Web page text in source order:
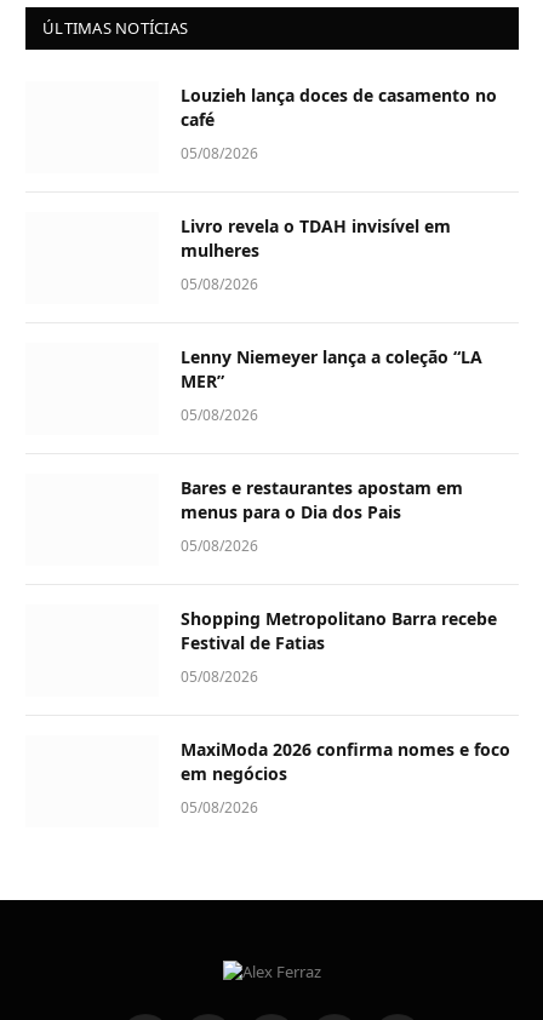
ÚLTIMAS NOTÍCIAS
Louzieh lança doces de casamento no
café
05/08/2026
Livro revela o TDAH invisível em
mulheres
05/08/2026
Lenny Niemeyer lança a coleção “LA
MER”
05/08/2026
Bares e restaurantes apostam em
menus para o Dia dos Pais
05/08/2026
Shopping Metropolitano Barra recebe
Festival de Fatias
05/08/2026
MaxiModa 2026 confirma nomes e foco
em negócios
05/08/2026